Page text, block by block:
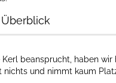
beansprucht, haben
nichts und nimmt kaum